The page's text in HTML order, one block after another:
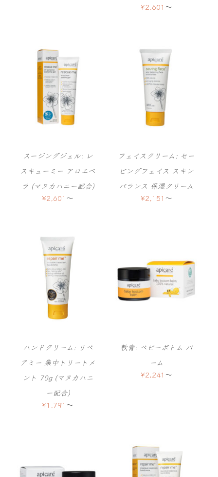
¥2,601 〜
スージングジェル: レ
スキューミー アロエベ
ラ (マヌカハニー配合)
¥2,601 〜
フェイスクリーム: セー
ビングフェイス スキン
バランス 保湿クリーム
¥2,151 〜
ハンドクリーム: リペ
アミー 集中トリートメ
ント 70g (マヌカハニ
ー配合)
¥1,791 〜
軟膏: ベビーボトム バ
ーム
¥2,241 〜